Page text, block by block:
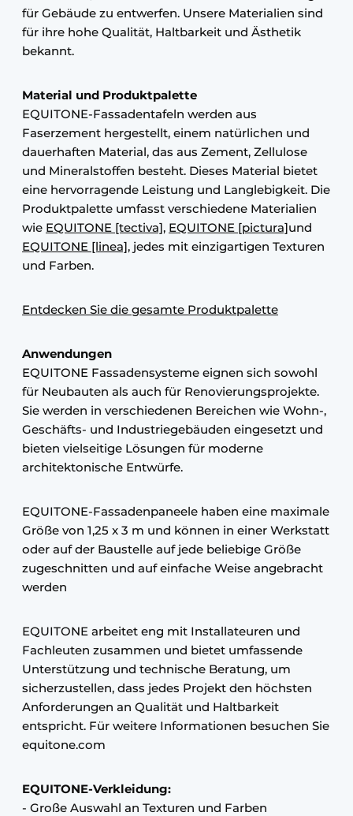
für Gebäude zu entwerfen. Unsere Materialien sind
für ihre hohe Qualität, Haltbarkeit und Ästhetik
bekannt.
Material und Produktpalette
EQUITONE-Fassadentafeln werden aus
Faserzement hergestellt, einem natürlichen und
dauerhaften Material, das aus Zement, Zellulose
und Mineralstoffen besteht. Dieses Material bietet
eine hervorragende Leistung und Langlebigkeit. Die
Produktpalette umfasst verschiedene Materialien
wie EQUITONE [tectiva], EQUITONE [pictura]und
EQUITONE [linea], jedes mit einzigartigen Texturen
und Farben.
Entdecken Sie die gesamte Produktpalette
Anwendungen
EQUITONE Fassadensysteme eignen sich sowohl
für Neubauten als auch für Renovierungsprojekte.
Sie werden in verschiedenen Bereichen wie Wohn-,
Geschäfts- und Industriegebäuden eingesetzt und
bieten vielseitige Lösungen für moderne
architektonische Entwürfe.
EQUITONE-Fassadenpaneele haben eine maximale
Größe von 1,25 x 3 m und können in einer Werkstatt
oder auf der Baustelle auf jede beliebige Größe
zugeschnitten und auf einfache Weise angebracht
werden
EQUITONE arbeitet eng mit Installateuren und
Fachleuten zusammen und bietet umfassende
Unterstützung und technische Beratung, um
sicherzustellen, dass jedes Projekt den höchsten
Anforderungen an Qualität und Haltbarkeit
entspricht. Für weitere Informationen besuchen Sie
equitone.com
EQUITONE-Verkleidung:
- Große Auswahl an Texturen und Farben